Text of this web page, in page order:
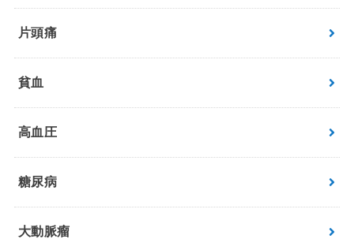
片頭痛
貧血
高血圧
糖尿病
大動脈瘤